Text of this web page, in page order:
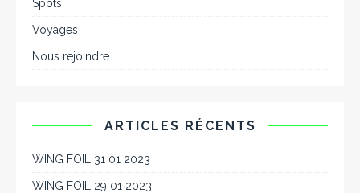
Spots
Voyages
Nous rejoindre
ARTICLES RÉCENTS
WING FOIL 31 01 2023
WING FOIL 29 01 2023